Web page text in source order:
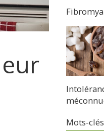
Mots-clés